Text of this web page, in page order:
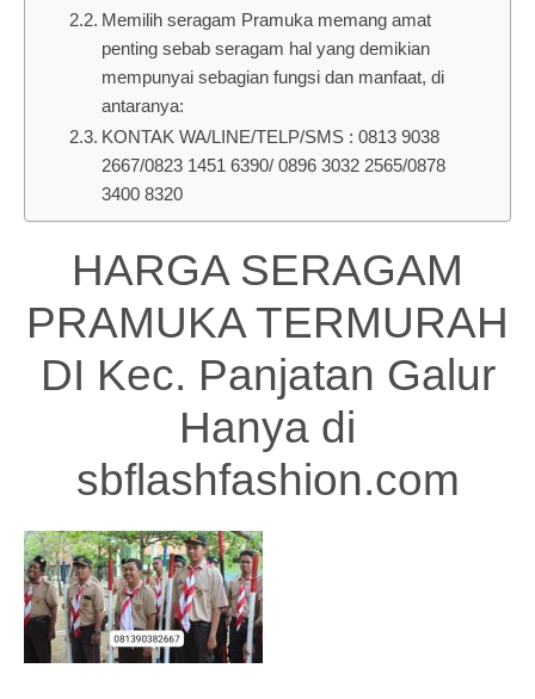
Memilih seragam Pramuka memang amat
penting sebab seragam hal yang demikian
mempunyai sebagian fungsi dan manfaat, di
antaranya:
KONTAK WA/LINE/TELP/SMS : 0813 9038
2667/0823 1451 6390/ 0896 3032 2565/0878
3400 8320
HARGA SERAGAM
PRAMUKA TERMURAH
DI Kec. Panjatan Galur
Hanya di
sbflashfashion.com